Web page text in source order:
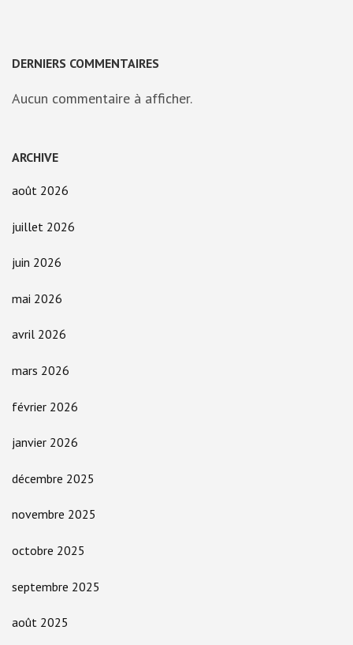
DERNIERS COMMENTAIRES
Aucun commentaire à afficher.
ARCHIVE
août 2026
juillet 2026
juin 2026
mai 2026
avril 2026
mars 2026
février 2026
janvier 2026
décembre 2025
novembre 2025
octobre 2025
septembre 2025
août 2025